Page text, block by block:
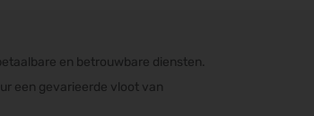
en betrouwbare diensten.
een gevarieerde vloot van